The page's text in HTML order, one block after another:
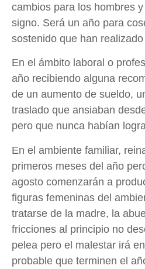
cambios para los hombres
signo. Será un año para
sostenido que han
En el ámbito laboral o
año recibiendo alguna
de un aumento de sueldo,
traslado que ansiaban
pero que nunca habían
En el ambiente familiar,
primeros meses del año
agosto comenzarán a
figuras femeninas del
tratarse de la madre, la
fricciones al principio no
pelea pero el malestar irá
probable que terminen el